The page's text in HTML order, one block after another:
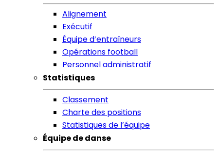
Alignement
Exécutif
Équipe d’entraîneurs
Opérations football
Personnel administratif
Statistiques
Classement
Charte des positions
Statistiques de l’équipe
Équipe de danse